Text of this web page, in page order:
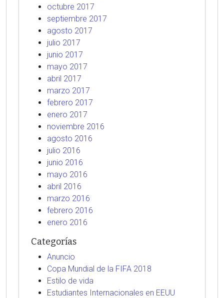
octubre 2017
septiembre 2017
agosto 2017
julio 2017
junio 2017
mayo 2017
abril 2017
marzo 2017
febrero 2017
enero 2017
noviembre 2016
agosto 2016
julio 2016
junio 2016
mayo 2016
abril 2016
marzo 2016
febrero 2016
enero 2016
Categorías
Anuncio
Copa Mundial de la FIFA 2018
Estilo de vida
Estudiantes Internacionales en EEUU